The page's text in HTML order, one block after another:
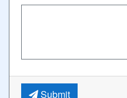
Submit